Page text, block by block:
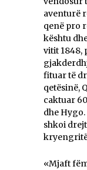
aventurë
qenë pro
kështu
vitit 1848,
fituar të
qetësinë,
caktuar
dhe
shkoi
«Mjaft